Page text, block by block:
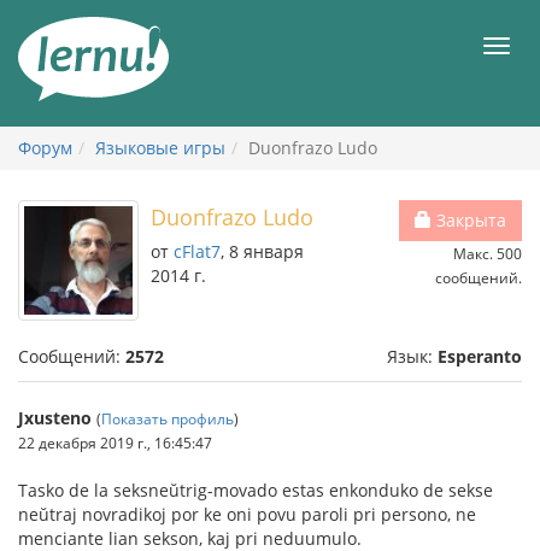
содержанию
Форум Языковые игры Duonfrazo Ludo
Закрыта
Макс. 500
сообщений.
Duonfrazo Ludo
от cFlat7, 8 января
2014 г.
Сообщений: 2572 Язык: Esperanto
Jxusteno (Показать профиль)
22 декабря 2019 г., 16:45:47
Tasko de la seksneŭtrig-movado estas enkonduko de sekse
neŭtraj novradikoj por ke oni povu paroli pri persono, ne
menciante lian sekson, kaj pri neduumulo.